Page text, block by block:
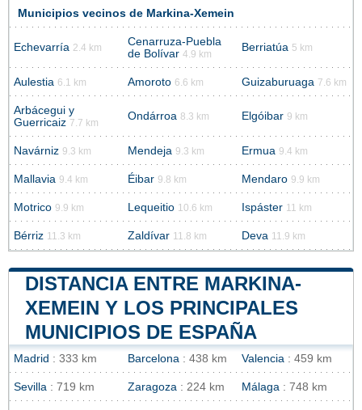
Municipios vecinos de Markina-Xemein
Echevarría 2.4 km
Cenarruza-Puebla
de Bolívar 4.9 km
Berriatúa 5 km
Aulestia 6.1 km Amoroto 6.6 km Guizaburuaga 7.6 km
Arbácegui y
Guerricaiz 7.7 km
Ondárroa 8.3 km Elgóibar 9 km
Navárniz 9.3 km Mendeja 9.3 km Ermua 9.4 km
Mallavia 9.4 km Éibar 9.8 km Mendaro 9.9 km
Motrico 9.9 km Lequeitio 10.6 km Ispáster 11 km
Bérriz 11.3 km Zaldívar 11.8 km Deva 11.9 km
DISTANCIA ENTRE MARKINA-
XEMEIN Y LOS PRINCIPALES
MUNICIPIOS DE ESPAÑA
Madrid : 333 km Barcelona : 438 km Valencia : 459 km
Sevilla : 719 km Zaragoza : 224 km Málaga : 748 km